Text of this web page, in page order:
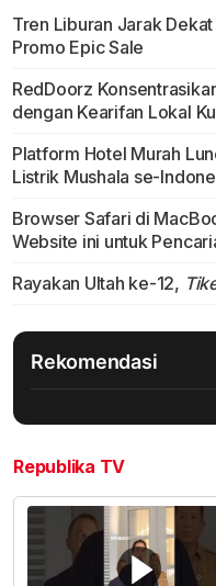
Tren Liburan Jarak
Promo Epic Sale
RedDoorz
dengan Kearifan Lokal
Platform Hotel Murah
Listrik Mushala se-
Browser Safari di
Website ini untuk
Rayakan Ultah ke-12,
Rekomendasi
Republika TV